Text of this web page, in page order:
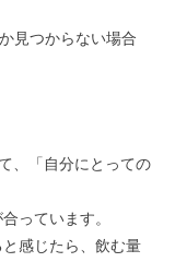
見つからない場合
、「自分にとっての
っています。
感じたら、飲む量